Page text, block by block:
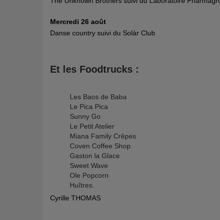
Mercredi 26 août
Danse country suivi du Solàr Club
Et les Foodtrucks :
Les Baos de Baba
Le Pica Pica
Sunny Go
Le Petit Atelier
Miana Family Crêpes
Coven Coffee Shop
Gaston la Glace
Sweet Wave
Ole Popcorn
Huîtres.
Cyrille THOMAS